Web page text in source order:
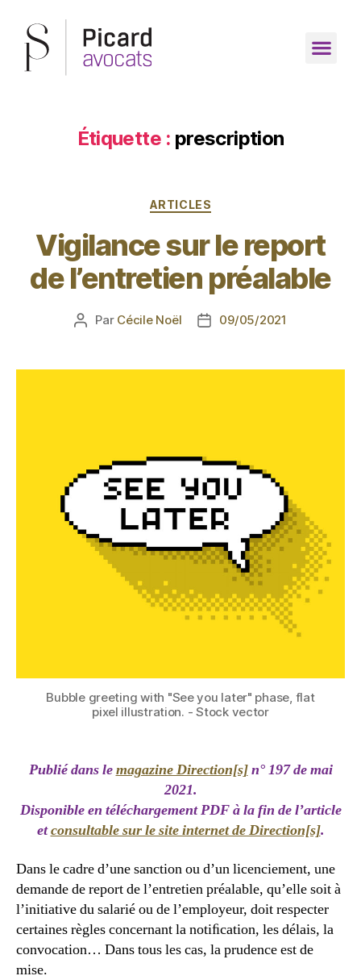
Étiquette : prescription
ARTICLES
Vigilance sur le report
de l’entretien préalable
Par Cécile Noël 09/05/2021
Bubble greeting with "See you later" phase, flat
pixel illustration. - Stock vector
Publié dans lemagazine Direction[s]n° 197 de mai
2021.
Disponible en téléchargement PDF à la fin de l’article
etconsultable sur le site internet de Direction[s].
Dans le cadre d’une sanction ou d’un licenciement, une
demande de report de l’entretien préalable, qu’elle soit à
l’initiative du salarié ou de l’employeur, doit respecter
certaines règles concernant la notiﬁcation, les délais, la
convocation… Dans tous les cas, la prudence est de
mise.